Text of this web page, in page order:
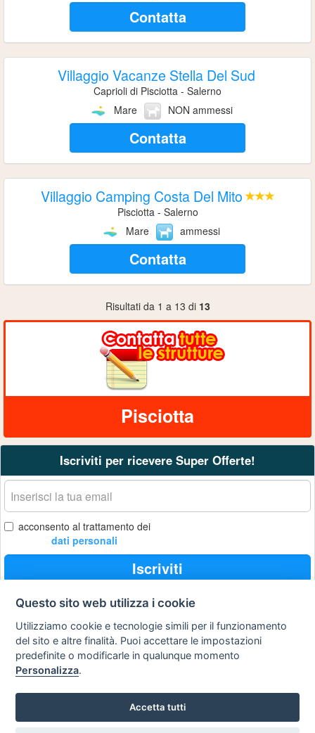
Contatta
Villaggio Vacanze Stella Del Sud
Caprioli di Pisciotta - Salerno
Mare
NON ammessi
Contatta
Villaggio Camping Costa Del Mito
Pisciotta - Salerno
Mare
ammessi
Contatta
Risultati da 1 a 13 di 13
Pisciotta
Iscriviti per ricevere Super Offerte!
La
tua
email
acconsento al trattamento dei
dati personali
Iscriviti
Privacy
policy
Avviso
legale
Scrivici
Copyright © 2008
SVILUPPO TURISMO ITALIA S.r.L. unipersonale
Questo sito web utilizza i cookie
Utilizziamo cookie e tecnologie simili per il funzionamento
del sito e altre finalità. Puoi accettare le impostazioni
predefinite o modificarle in qualunque momento
Personalizza.
Accetta tutti